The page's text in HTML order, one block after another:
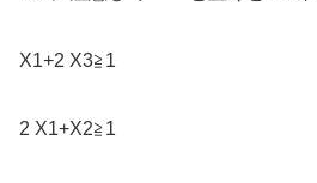
X1+2 X3≧1
2 X1+X2≧1